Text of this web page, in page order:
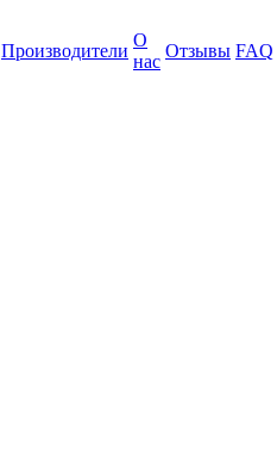
Производители
О
нас
Отзывы FAQ